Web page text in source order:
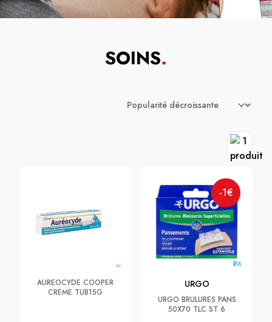
SOINS.
AUREOCYDE COOPER
CREME TUB15G
-1€
URGO
URGO BRULURES PANS
50X70 TLC ST 6